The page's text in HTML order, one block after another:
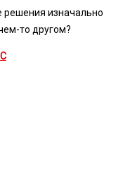
решения изначально
то другом?